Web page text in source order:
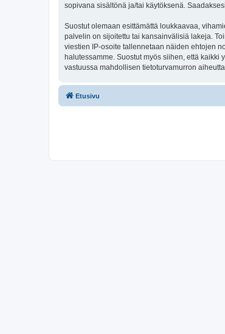
sopivana sisältönä ja/tai käytöksenä.
Suostut olemaan esittämättä loukkaavaa,
palvelin on sijoitettu tai kansainvälisiä lakeja.
viestien IP-osoite tallennetaan näiden ehtojen
halutessamme. Suostut myös siihen, että
vastuussa mahdollisen tietoturvamurron
Etusivu